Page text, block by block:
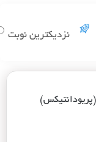
نزدیکترین نوبت